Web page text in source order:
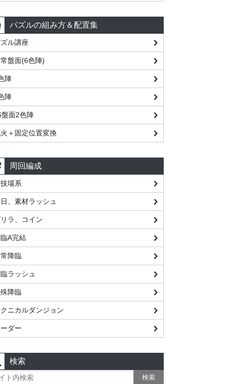
パズルの組み方＆配置集
ル講座
盤面(6色陣)
陣
陣
盤面2色陣
＋固定位置変換
周回編成
場系
、素材ラッシュ
ラ、コイン
A完結
降臨
ラッシュ
降臨
ニカルダンジョン
ダー
検索